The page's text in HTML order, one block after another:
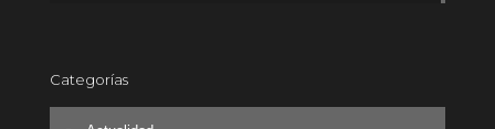
Categorías